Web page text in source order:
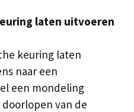
laten uitvoeren
keuring laten
naar een
een mondeling
van de